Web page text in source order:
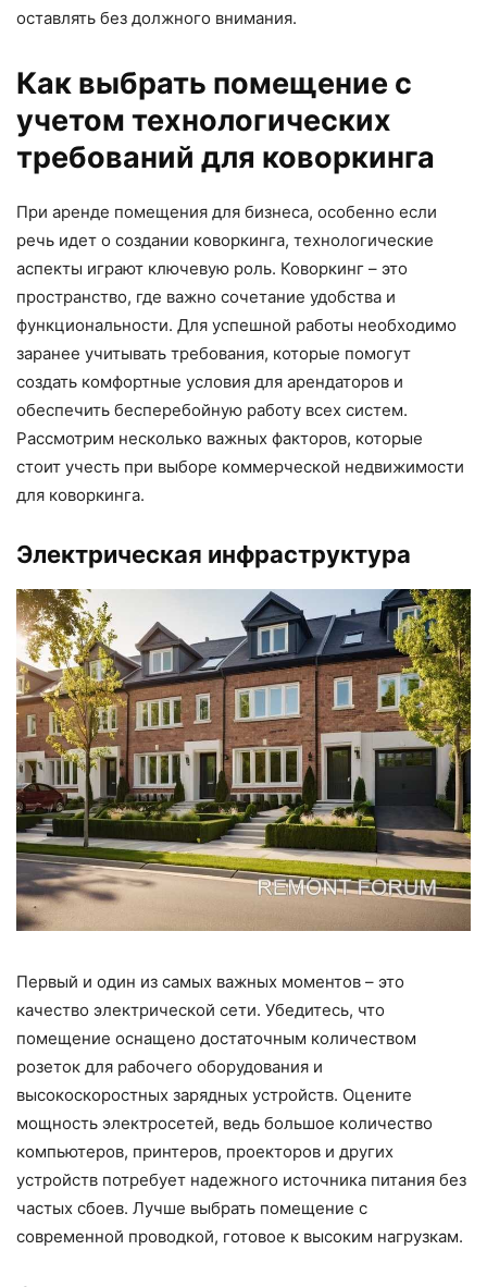
оставлять без должного внимания.
Как выбрать помещение с
учетом технологических
требований для коворкинга
При аренде помещения для бизнеса, особенно если
речь идет о создании коворкинга, технологические
аспекты играют ключевую роль. Коворкинг – это
пространство, где важно сочетание удобства и
функциональности. Для успешной работы необходимо
заранее учитывать требования, которые помогут
создать комфортные условия для арендаторов и
обеспечить бесперебойную работу всех систем.
Рассмотрим несколько важных факторов, которые
стоит учесть при выборе коммерческой недвижимости
для коворкинга.
Электрическая инфраструктура
Первый и один из самых важных моментов – это
качество электрической сети. Убедитесь, что
помещение оснащено достаточным количеством
розеток для рабочего оборудования и
высокоскоростных зарядных устройств. Оцените
мощность электросетей, ведь большое количество
компьютеров, принтеров, проекторов и других
устройств потребует надежного источника питания без
частых сбоев. Лучше выбрать помещение с
современной проводкой, готовое к высоким нагрузкам.